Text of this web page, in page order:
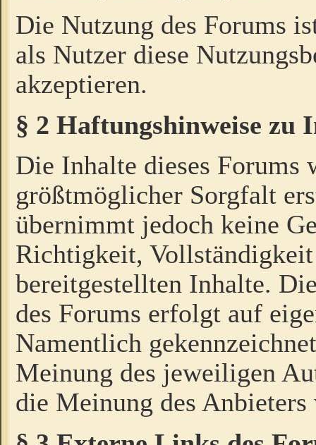
Die Nutzung des Forums
als Nutzer diese
akzeptieren.
§ 2 Haftungshinweise zu
Die Inhalte dieses Forums
größtmöglicher Sorgfalt
übernimmt jedoch keine
Richtigkeit,
bereitgestellten Inhalte.
des Forums erfolgt auf
Namentlich
Meinung des jeweiligen
die Meinung des Anbieters